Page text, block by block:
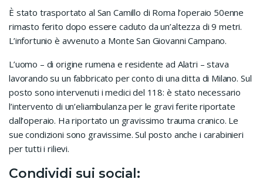
È stato trasportato al San Camillo di Roma l’operaio 50enne
rimasto ferito dopo essere caduto da un’altezza di 9 metri.
L’infortunio è avvenuto a Monte San Giovanni Campano.
L’uomo – di origine rumena e residente ad Alatri – stava
lavorando su un fabbricato per conto di una ditta di Milano. Sul
posto sono intervenuti i medici del 118: è stato necessario
l’intervento di un’eliambulanza per le gravi ferite riportate
dall’operaio. Ha riportato un gravissimo trauma cranico. Le
sue condizioni sono gravissime. Sul posto anche i carabinieri
per tutti i rilievi.
Condividi sui social: